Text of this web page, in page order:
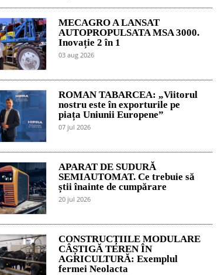
MECAGRO A LANSAT
AUTOPROPULSATA MSA 3000.
Inovație 2 în 1
03 aug 2026
ROMAN TABARCEA: „Viitorul
nostru este în exporturile pe
piața Uniunii Europene”
07 jul 2026
APARAT DE SUDURĂ
SEMIAUTOMAT. Ce trebuie să
știi înainte de cumpărare
20 jul 2026
CONSTRUCȚIILE MODULARE
CÂȘTIGĂ TEREN ÎN
AGRICULTURĂ: Exemplul
fermei Neolacta